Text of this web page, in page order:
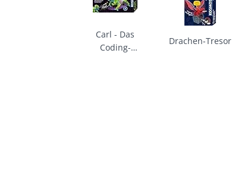
Carl - Das
Coding-
Drachen-Tresor